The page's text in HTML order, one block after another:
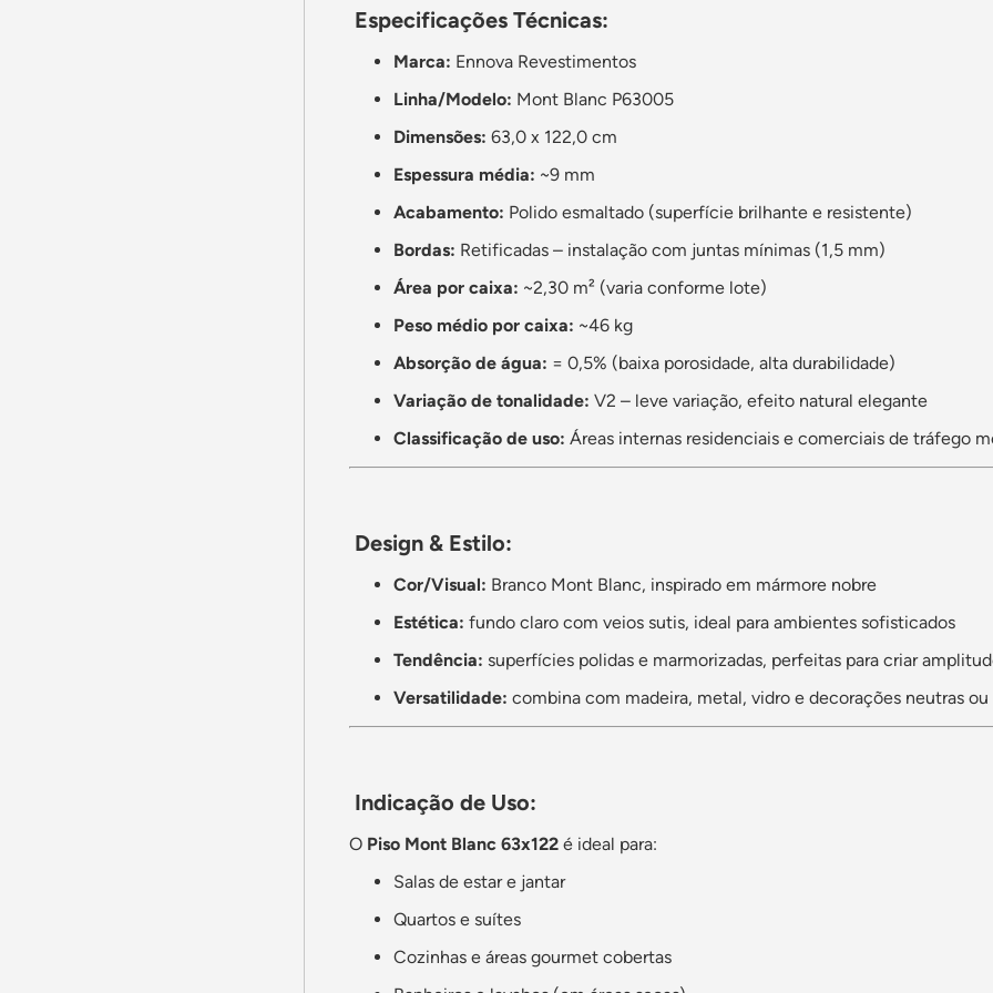
Especificações Técnicas:
Marca: Ennova Revestimentos
Linha/Modelo: Mont Blanc P63005
Dimensões: 63,0 x 122,0 cm
Espessura média: ~9 mm
Acabamento: Polido esmaltado (superfície brilhante e resistente)
Bordas: Retificadas – instalação com juntas mínimas (1,5 mm)
Área por caixa: ~2,30 m² (varia conforme lote)
Peso médio por caixa: ~46 kg
Absorção de água: = 0,5% (baixa porosidade, alta durabilidade)
Variação de tonalidade: V2 – leve variação, efeito natural elegante
Classificação de uso: Áreas internas residenciais e comerciais de tráfego
Design & Estilo:
Cor/Visual: Branco Mont Blanc, inspirado em mármore nobre
Estética: fundo claro com veios sutis, ideal para ambientes sofisticados
Tendência: superfícies polidas e marmorizadas, perfeitas para criar
Versatilidade: combina com madeira, metal, vidro e decorações neutras ou
Indicação de Uso:
O Piso Mont Blanc 63x122 é ideal para:
Salas de estar e jantar
Quartos e suítes
Cozinhas e áreas gourmet cobertas